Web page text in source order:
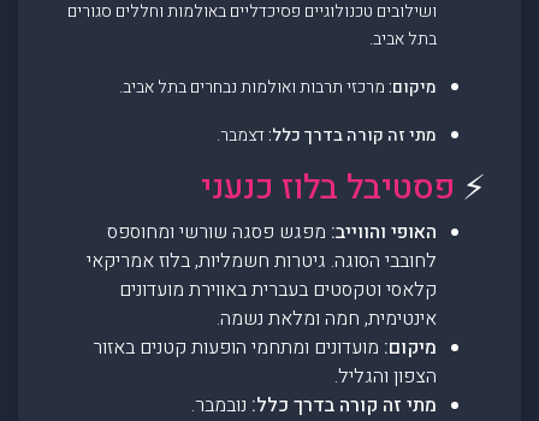
ושילובים טכנולוגיים פסיכדליים באולמות וחללים סגורים
בתל אביב.
מיקום:מרכזי תרבות ואולמות נבחרים בתל אביב.
מתי זה קורה בדרך כלל:דצמבר.
⚡ פסטיבל בלוז כנעני
האופי והווייב: מפגש פסגה שורשי ומחוספס
לחובבי הסוגה. גיטרות חשמליות, בלוז אמריקאי
קלאסי וטקסטים בעברית באווירת מועדונים
אינטימית, חמה ומלאת נשמה.
מיקום: מועדונים ומתחמי הופעות קטנים באזור
הצפון והגליל.
מתי זה קורה בדרך כלל: נובמבר.